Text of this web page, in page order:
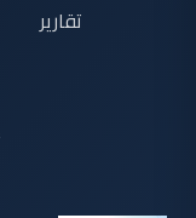
تقارير